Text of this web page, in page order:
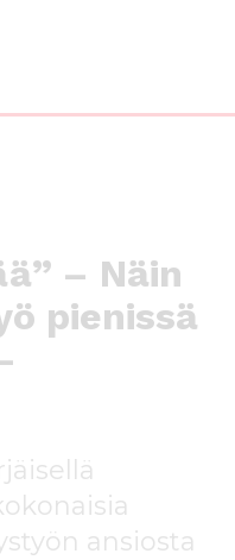
– Näin
pienissä
ansiosta